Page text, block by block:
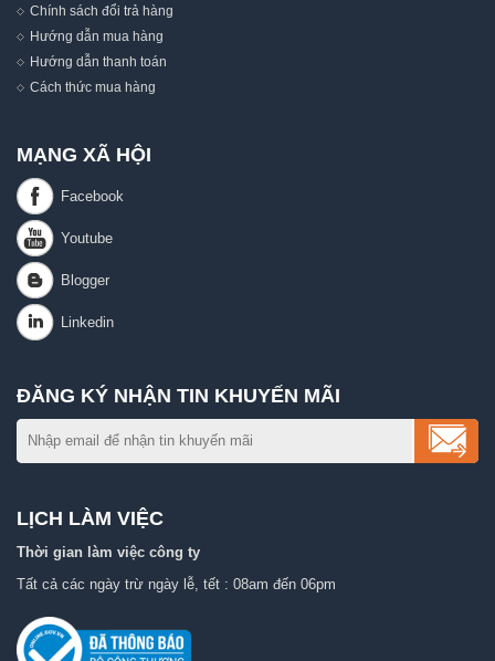
Chính sách đổi trả hàng
Hướng dẫn mua hàng
Hướng dẫn thanh toán
Cách thức mua hàng
MẠNG XÃ HỘI
ĐĂNG KÝ NHẬN TIN KHUYẾN MÃI
LỊCH LÀM VIỆC
Thời gian làm việc công ty
Tất cả các ngày trừ ngày lễ, tết : 08am đến 06pm